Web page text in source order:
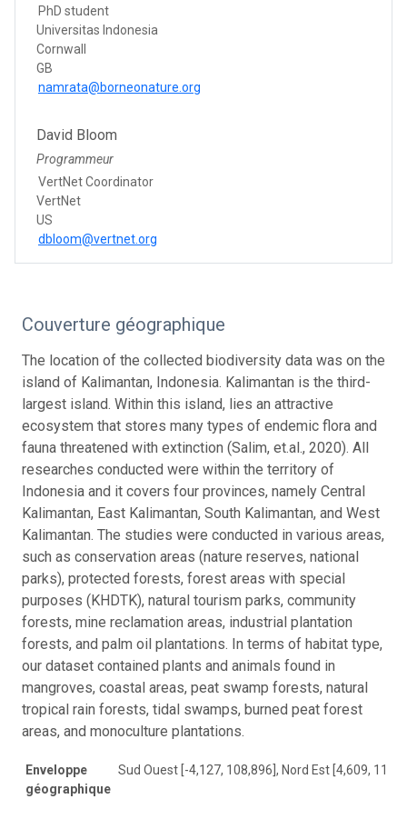
PhD student
Universitas Indonesia
Cornwall
GB
namrata@borneonature.org
David Bloom
Programmeur
VertNet Coordinator
VertNet
US
dbloom@vertnet.org
Couverture géographique
The location of the collected biodiversity data was on the
island of Kalimantan, Indonesia. Kalimantan is the third-
largest island. Within this island, lies an attractive
ecosystem that stores many types of endemic flora and
fauna threatened with extinction (Salim, et.al., 2020). All
researches conducted were within the territory of
Indonesia and it covers four provinces, namely Central
Kalimantan, East Kalimantan, South Kalimantan, and West
Kalimantan. The studies were conducted in various areas,
such as conservation areas (nature reserves, national
parks), protected forests, forest areas with special
purposes (KHDTK), natural tourism parks, community
forests, mine reclamation areas, industrial plantation
forests, and palm oil plantations. In terms of habitat type,
our dataset contained plants and animals found in
mangroves, coastal areas, peat swamp forests, natural
tropical rain forests, tidal swamps, burned peat forest
areas, and monoculture plantations.
Enveloppe
géographique
Sud Ouest [-4,127, 108,896], Nord Est [4,609,